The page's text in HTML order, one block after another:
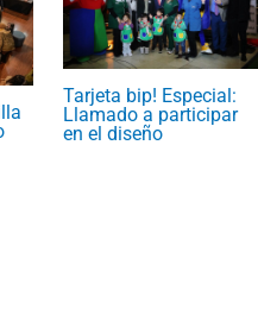
Tarjeta bip! Especial:
Llamado a participar
en el diseño